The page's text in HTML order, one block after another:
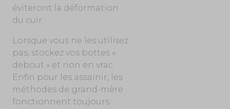
éviteront la déformation
du cuir.
Lorsque vous ne les utilisez
pas, stockez vos bottes «
debout » et non en vrac.
Enfin pour les assainir, les
méthodes de grand-mère
fonctionnent toujours :